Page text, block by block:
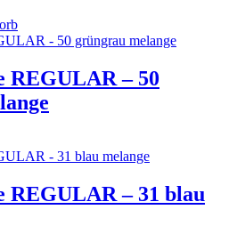
REGULAR – 50
REGULAR – 31 blau